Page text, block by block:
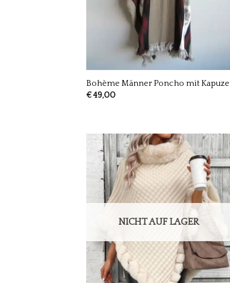
Bohème Männer Poncho mit Kapuze
€49,00
NICHT AUF LAGER